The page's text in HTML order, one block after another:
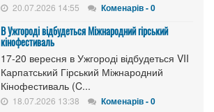
20.07.2026 14:55 Коменарів - 0
В Ужгороді відбудеться Міжнародний гірський
кінофестиваль
17-20 вересня в Ужгороді відбудеться VII
Карпатський Гірський Міжнародний
Кінофестиваль (C...
18.07.2026 13:38 Коменарів - 0